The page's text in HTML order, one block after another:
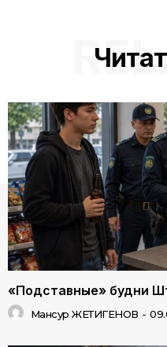
«Подставные» будни
Мансур ЖЕТИГЕНОВ -